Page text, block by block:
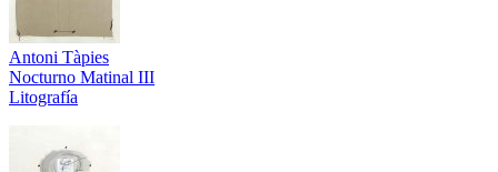
Antoni Tàpies
Nocturno Matinal III
Litografía